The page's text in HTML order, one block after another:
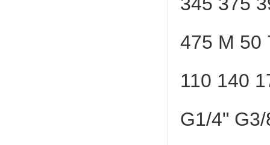
475 M 50
110 140
G1/4"